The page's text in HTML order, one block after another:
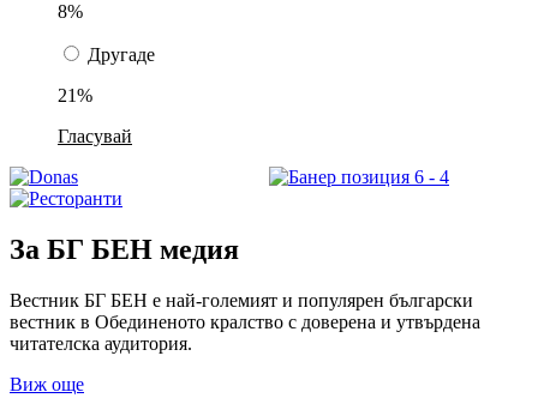
8%
Другаде
21%
Гласувай
За БГ БЕН медия
Вестник БГ БЕН е най-големият и популярен български
вестник в Обединеното кралство с доверена и утвърдена
читателска аудитория.
Виж още